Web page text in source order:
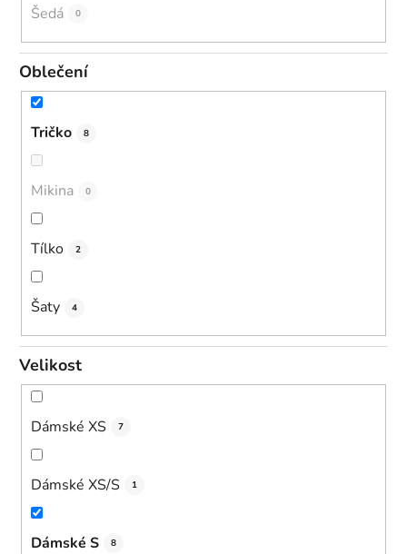
Šedá 0
Oblečení
Tričko 8
Mikina 0
Tílko 2
Šaty 4
Velikost
Dámské XS 7
Dámské XS/S 1
Dámské S 8